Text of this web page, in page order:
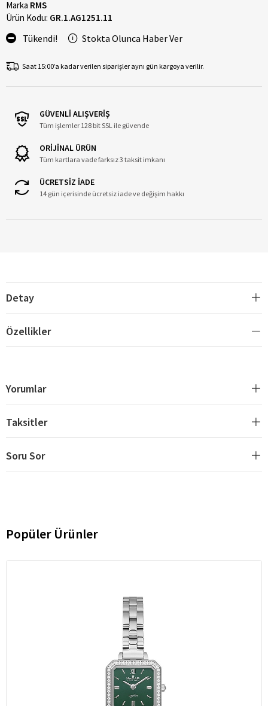
Marka RMS
Ürün Kodu: GR.1.AG1251.11
Tükendi! Stokta Olunca Haber Ver
Saat 15:00’a kadar verilen siparişler aynı gün kargoya verilir.
GÜVENLİ ALIŞVERİŞ
Tüm işlemler 128 bit SSL ile güvende
ORİJİNAL ÜRÜN
Tüm kartlara vade farksız 3 taksit imkanı
ÜCRETSİZ İADE
14 gün içerisinde ücretsiz iade ve değişim hakkı
Detay
Özellikler
Yorumlar
Taksitler
Soru Sor
Popüler Ürünler